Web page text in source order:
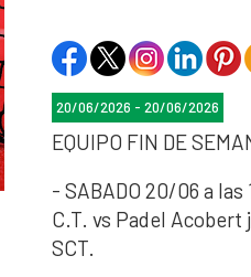
20/06/2026 - 20/06/2026
EQUIPO FIN DE
- SABADO 20/06 a
C.T. vs Padel Acobert
SCT.